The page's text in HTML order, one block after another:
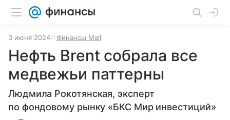
3 июня 2024 Финансы Mail
Нефть Brent собрала все
медвежьи паттерны
Людмила Рокотянская, эксперт
по фондовому рынку «БКС Мир инвестиций»